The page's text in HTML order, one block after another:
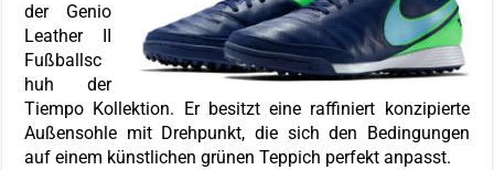
der Genio
Leather II
Fußballsc
huh der
Tiempo Kollektion. Er besitzt eine raffiniert konzipierte
Außensohle mit Drehpunkt, die sich den Bedingungen
auf einem künstlichen grünen Teppich perfekt anpasst.